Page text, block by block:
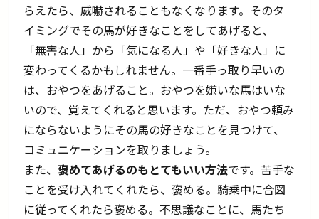
らえたら、威嚇されることもなくなります。そのタ
イミングでその馬が好きなことをしてあげると、
「無害な人」から「気になる人」や「好きな人」に
変わってくるかもしれません。一番手っ取り早いの
は、おやつをあげること。おやつを嫌いな馬はいな
いので、覚えてくれると思います。ただ、おやつ頼み
にならないようにその馬の好きなことを見つけて、
コミュニケーションを取りましょう。
また、褒めてあげるのもとてもいい方法です。苦手な
ことを受け入れてくれたら、褒める。騎乗中に合図
に従ってくれたら褒める。不思議なことに、馬たち